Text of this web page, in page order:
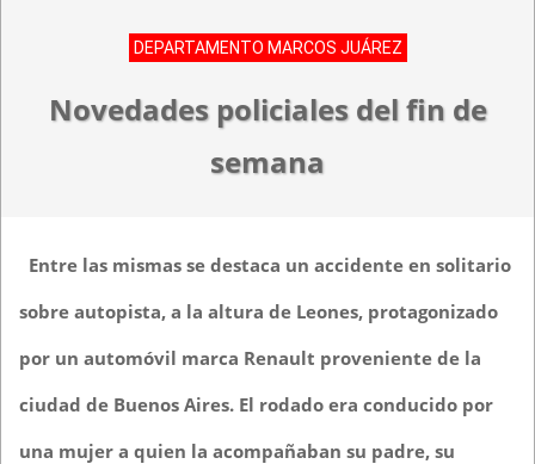
DEPARTAMENTO MARCOS JUÁREZ
Novedades policiales del fin de
semana
Entre las mismas se destaca un accidente en solitario
sobre autopista, a la altura de Leones, protagonizado
por un automóvil marca Renault proveniente de la
ciudad de Buenos Aires. El rodado era conducido por
una mujer a quien la acompañaban su padre, su